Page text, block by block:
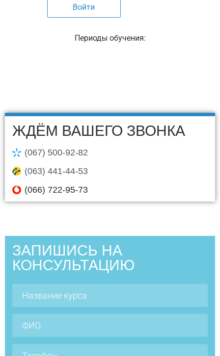
Периоды обучения:
ЖДЁМ ВАШЕГО ЗВОНКА
(067) 500-92-82
(063) 441-44-53
(066) 722-95-73
ЗАПИШИСЬ НА
КОНСУЛЬТАЦИЮ